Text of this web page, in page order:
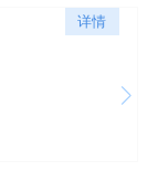
详情